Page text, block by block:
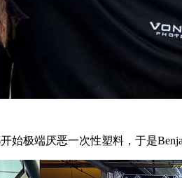
极端厌恶一次性塑料，于是